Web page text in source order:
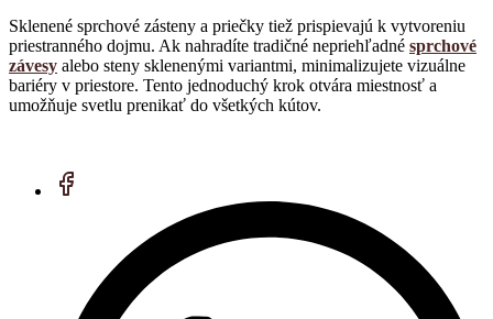
Sklenené sprchové zásteny a priečky tiež prispievajú k vytvoreniu
priestranného dojmu. Ak nahradíte tradičné nepriehľadné sprchové
závesy alebo steny sklenenými variantmi, minimalizujete vizuálne
bariéry v priestore. Tento jednoduchý krok otvára miestnosť a
umožňuje svetlu prenikať do všetkých kútov.